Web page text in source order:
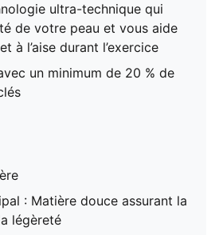
ultra-technique qui
de votre peau et vous aide
à l’aise durant l’exercice
un minimum de 20 % de
: Matière douce assurant la
légèreté